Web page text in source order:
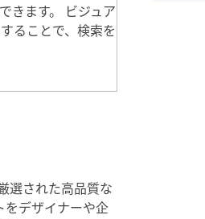
きます。 ビジュア
ることで、検索を
選された高品質な
をデザイナーや企